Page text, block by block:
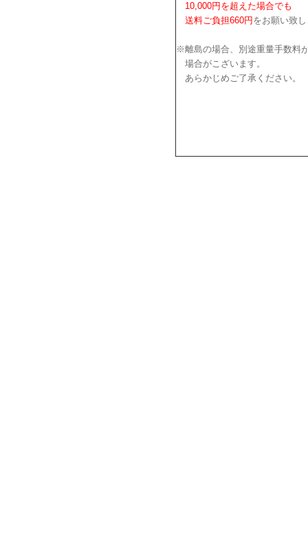
10,000円を超えた場合でも
送料ご負担660円 をお願い致
※離島の場合、別途重量手数料
場合がこざいます。
あらかじめご了承ください。